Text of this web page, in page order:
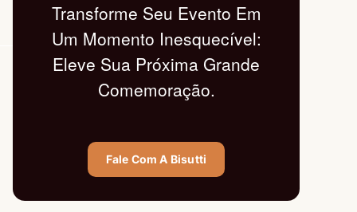
Transforme Seu Evento Em
Um Momento Inesquecível:
Eleve Sua Próxima Grande
Comemoração.
Fale Com A Bisutti